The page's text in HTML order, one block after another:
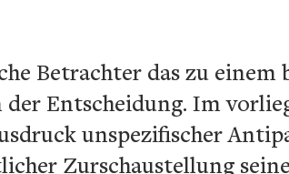
Betrachter das zu
der Entscheidung. Im
unspezifischer
Zurschaustellung